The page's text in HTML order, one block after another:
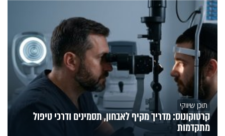
תוכן שיווקי
קרטוקונוס: מדריך מקיף לאבחון, תסמינים ודרכי טיפול
מתקדמות